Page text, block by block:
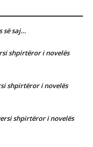
së saj…
shpirtëror i novelës
shpirtëror i novelës
shpirtëror i novelës